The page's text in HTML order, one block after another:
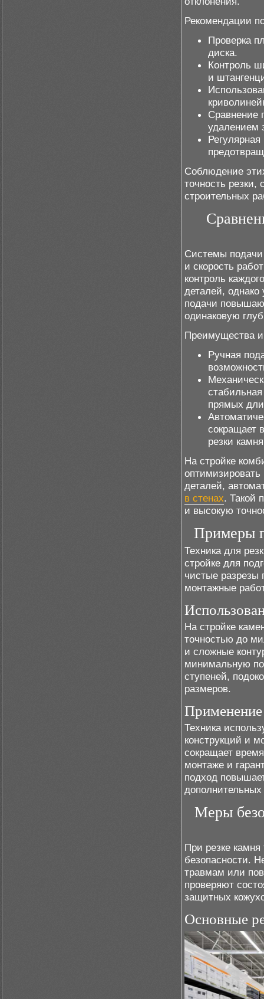
Рекомендации
Проверка
диска.
Контроль
и
Сравнение
удалением
Соблюдение
точность резки,
строительных
Системы подачи
и скорость
контроль
деталей,
подачи
одинаковую
Преимущества
Ручная
прямых
сокращает
резки
На стройке
деталей,
в стенах. Такой
и высокую
Примеры
Техника для
стройке для
чистые разрезы
монтажные
На стройке
точностью до
и сложные
минимальную
ступеней,
размеров.
Применение
Техника
конструкций и
сокращает
монтаже и
подход
дополнительных
Меры
При резке камня
безопасности.
травмам или
проверяют
защитных
Основные